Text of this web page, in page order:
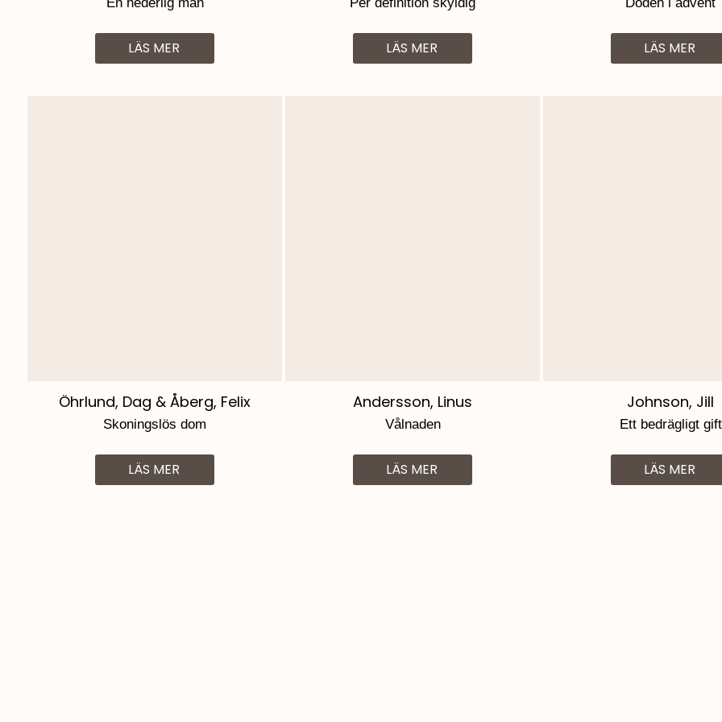
LÄS MER LÄS MER LÄS MER
Öhrlund, Dag & Åberg, Felix
Skoningslös dom
LÄS MER
Andersson, Linus
Vålnaden
LÄS MER
Johnson, Jill
Ett bedrägligt gift
LÄS MER